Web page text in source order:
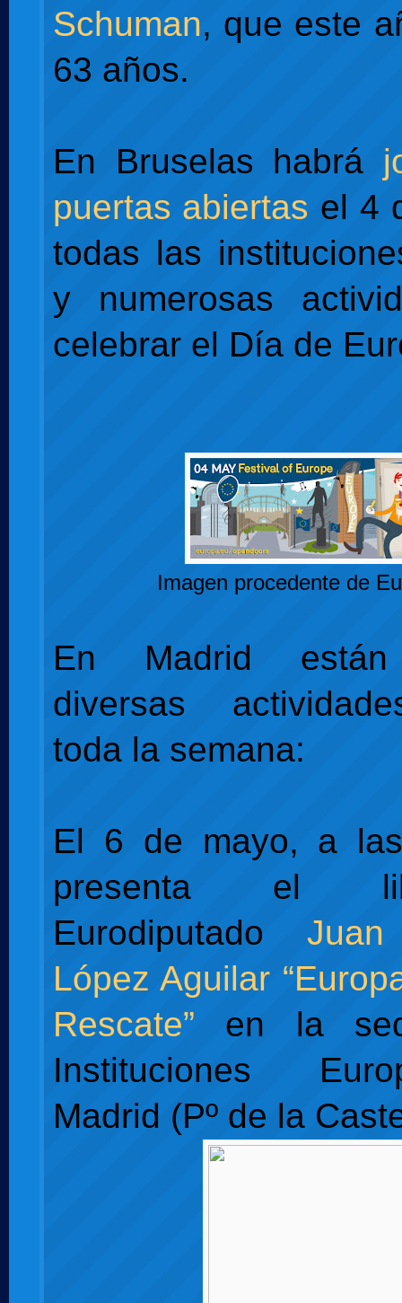
Schuman, que este
63 años.
En Bruselas habrá
puertas abiertas el 4
todas las
y numerosas
celebrar el Día de
Imagen procedente de
En Madrid están
diversas
toda la semana:
El 6 de mayo, a
presenta el
Eurodiputado
López Aguilar
Rescate” en la
Instituciones
Madrid (Pº de la